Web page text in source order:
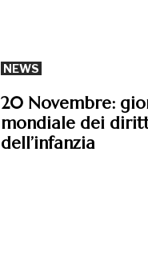
NEWS
20 Novembre:
mondiale dei
dell’infanzia